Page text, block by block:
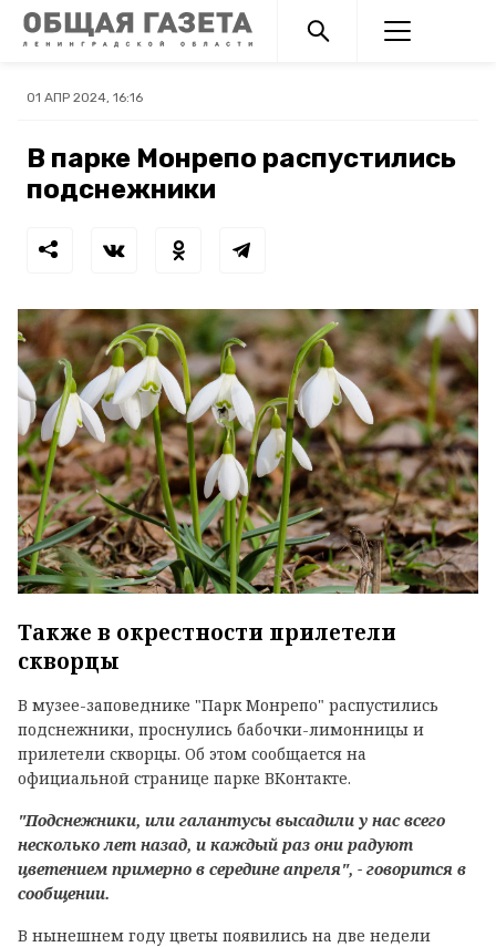
01 АПР 2024, 16:16
В парке Монрепо распустились
подснежники
Также в окрестности прилетели
скворцы
В музее-заповеднике "Парк Монрепо" распустились
подснежники, проснулись бабочки-лимонницы и
прилетели скворцы. Об этом сообщается на
официальной странице парке ВКонтакте.
"Подснежники, или галантусы высадили у нас всего
несколько лет назад, и каждый раз они радуют
цветением примерно в середине апреля", - говорится в
сообщении.
В нынешнем году цветы появились на две недели